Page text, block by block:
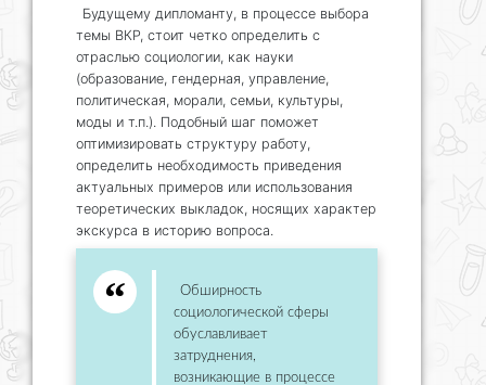
Будущему дипломанту, в процессе выбора
темы ВКР, стоит четко определить с
отраслью социологии, как науки
(образование, гендерная, управление,
политическая, морали, семьи, культуры,
моды и т.п.). Подобный шаг поможет
оптимизировать структуру работу,
определить необходимость приведения
актуальных примеров или использования
теоретических выкладок, носящих характер
экскурса в историю вопроса.
Обширность
социологической сферы
обуславливает
затруднения,
возникающие в процессе